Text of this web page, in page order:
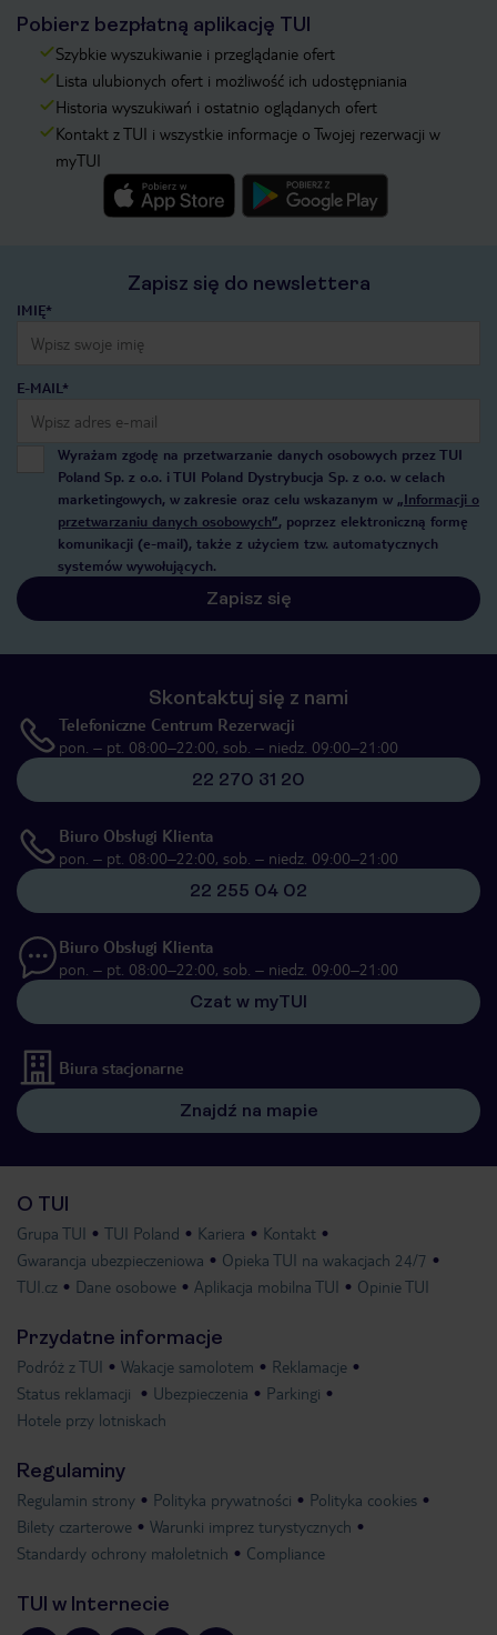
Pobierz bezpłatną aplikację TUI
Szybkie wyszukiwanie i przeglądanie ofert
Lista ulubionych ofert i możliwość ich udostępniania
Historia wyszukiwań i ostatnio oglądanych ofert
Kontakt z TUI i wszystkie informacje o Twojej rezerwacji w
myTUI
Zapisz się do newslettera
IMIĘ*
E-MAIL*
Wyrażam zgodę na przetwarzanie danych osobowych przez TUI
Poland Sp. z o.o. i TUI Poland Dystrybucja Sp. z o.o. w celach
marketingowych, w zakresie oraz celu wskazanym w „Informacji o
przetwarzaniu danych osobowych”, poprzez elektroniczną formę
komunikacji (e-mail), także z użyciem tzw. automatycznych
systemów wywołujących.
Zapisz się
Skontaktuj się z nami
Telefoniczne Centrum Rezerwacji
pon. – pt. 08:00–22:00, sob. – niedz. 09:00–21:00
22 270 31 20
Biuro Obsługi Klienta
pon. – pt. 08:00–22:00, sob. – niedz. 09:00–21:00
22 255 04 02
Biuro Obsługi Klienta
pon. – pt. 08:00–22:00, sob. – niedz. 09:00–21:00
Czat w myTUI
Biura stacjonarne
Znajdź na mapie
O TUI
Grupa TUI TUI Poland Kariera
Kontakt
Gwarancja ubezpieczeniowa
Opieka TUI na wakacjach 24/7
TUI.cz
Dane osobowe Aplikacja mobilna TUI Opinie TUI
Przydatne informacje
Podróż z TUI Wakacje samolotem
Reklamacje
Status reklamacji
Ubezpieczenia
Parkingi
Hotele przy lotniskach
Regulaminy
Regulamin strony Polityka prywatności
Polityka cookies
Bilety czarterowe
Warunki imprez turystycznych
Standardy ochrony małoletnich
Compliance
TUI w Internecie